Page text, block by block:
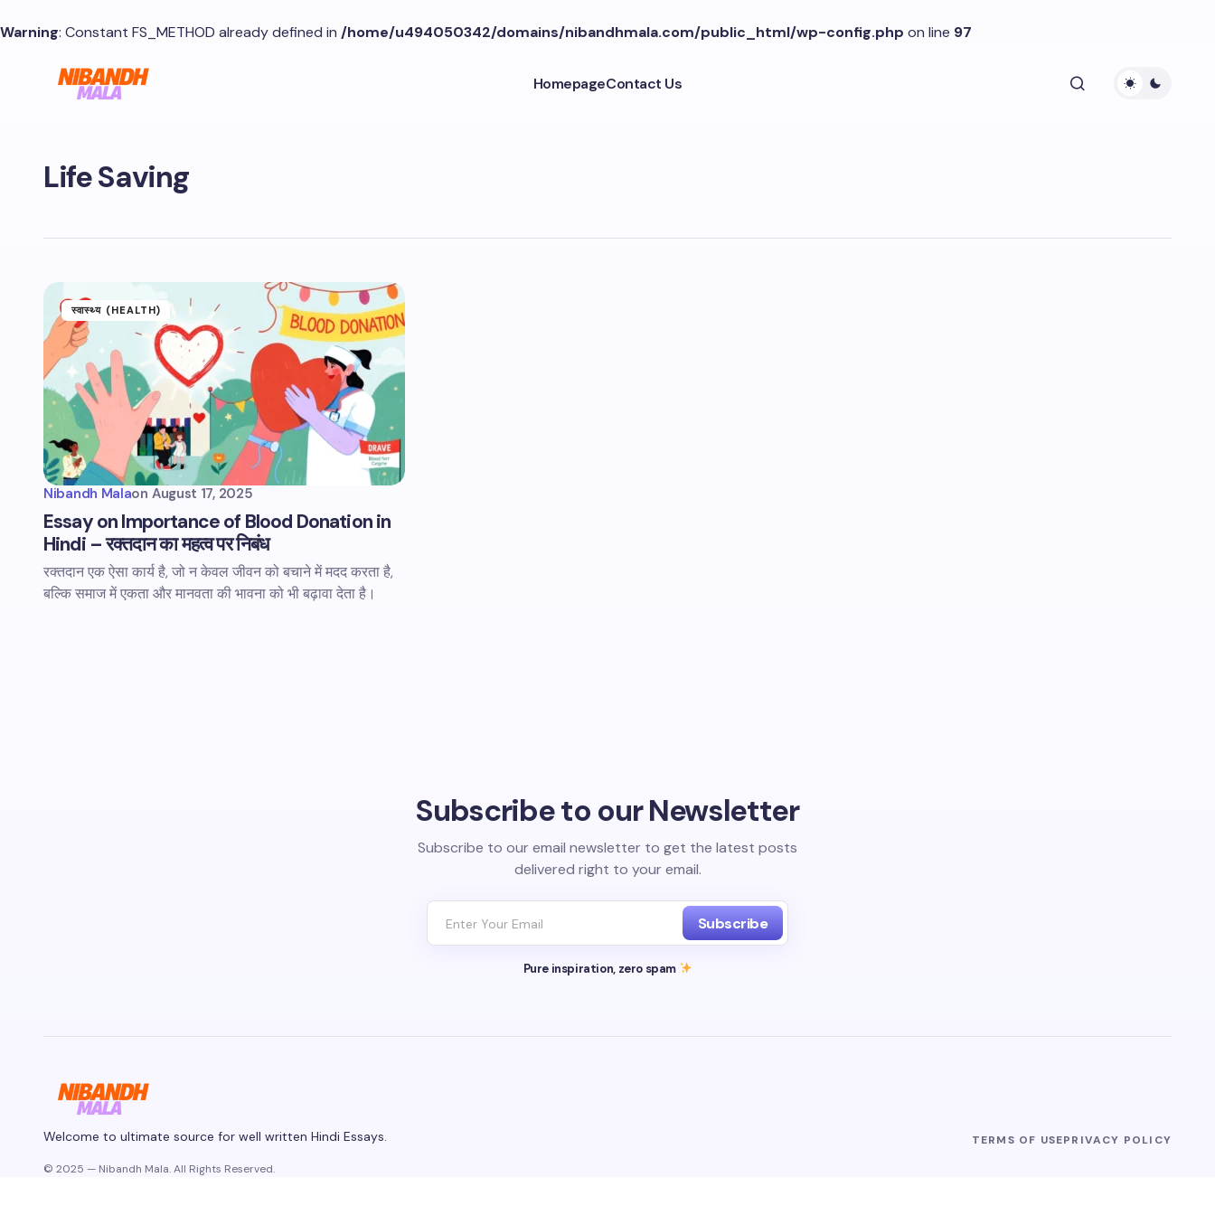
Warning: Constant FS_METHOD already defined in /home/u494050342/domains/nibandhmala.com/public_html/wp-config.php on line 97
HomepageContact Us
Life Saving
स्वास्थ्य (HEALTH)
Nibandh Malaon August 17, 2025
Essay on Importance of Blood Donation in
Hindi – रक्तदान का महत्व पर निबंध
रक्तदान एक ऐसा कार्य है, जो न केवल जीवन को बचाने में मदद करता है,
बल्कि समाज में एकता और मानवता की भावना को भी बढ़ावा देता है।
Subscribe to our Newsletter
Subscribe to our email newsletter to get the latest posts
delivered right to your email.
Subscribe
Pure inspiration, zero spam
Welcome to ultimate source for well written Hindi Essays. TERMS OF USEPRIVACY POLICY
© 2025 — Nibandh Mala. All Rights Reserved.